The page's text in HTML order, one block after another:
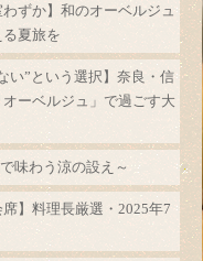
わずか】和のオーベルジュ
夏旅を
い”という選択】奈良・信
ーベルジュ」で過ごす大
味わう涼の設え～
席】料理長厳選・2025年7